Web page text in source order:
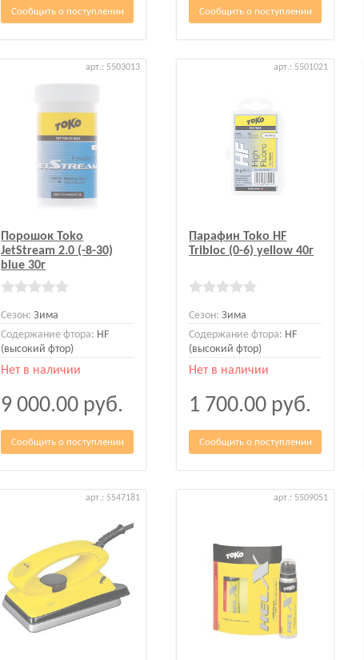
Сообщить о поступлении Сообщить о поступлении
арт.: 5503013
Порошок Toko
JetStream 2.0 (-8-30)
blue 30г
Сезон: Зима
Содержание фтора: HF
(высокий фтор)
Нет в наличии
9 000.00 руб.
Сообщить о поступлении
арт.: 5501021
Парафин Toko HF
Tribloc (0-6) yellow 40г
Сезон: Зима
Содержание фтора: HF
(высокий фтор)
Нет в наличии
1 700.00 руб.
Сообщить о поступлении
арт.: 5547181 арт.: 5509051